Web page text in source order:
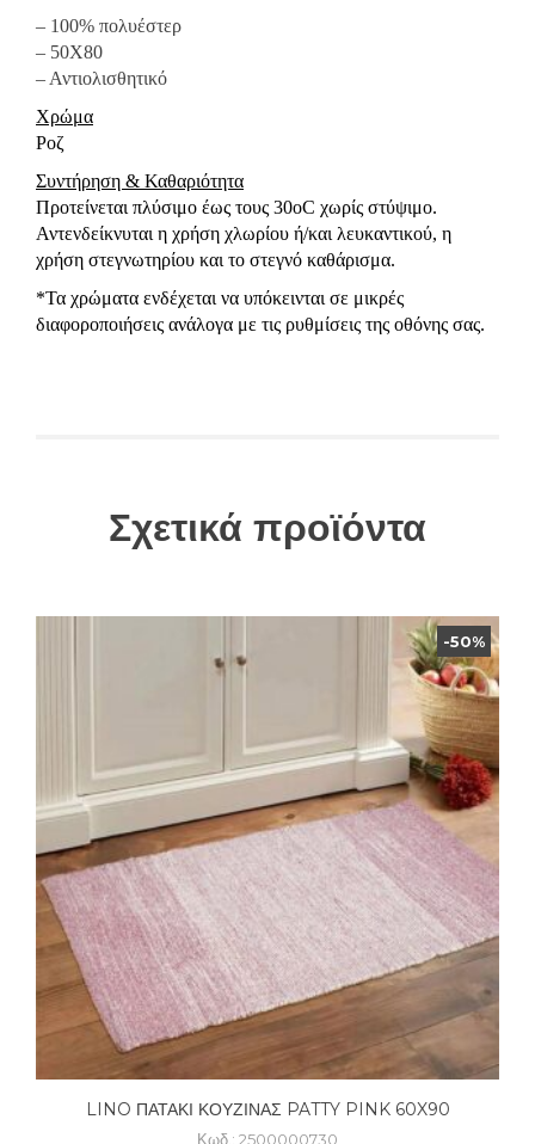
– 100% πολυέστερ
– 50Χ80
– Αντιολισθητικό
Χρώμα
Ροζ
Συντήρηση & Καθαριότητα
Προτείνεται πλύσιμο έως τους 30oC χωρίς στύψιμο.
Αντενδείκνυται η χρήση χλωρίου ή/και λευκαντικού, η
χρήση στεγνωτηρίου και το στεγνό καθάρισμα.
*Τα χρώματα ενδέχεται να υπόκεινται σε μικρές
διαφοροποιήσεις ανάλογα με τις ρυθμίσεις της οθόνης σας.
Σχετικά προϊόντα
-50%
LINO ΠΑΤΑΚΙ ΚΟΥΖΙΝΑΣ PATTY PINK 60X90
Κωδ.: 2500000730